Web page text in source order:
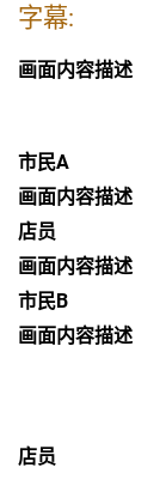
字幕:
画面内容描述
市民A
画面内容描述
店员
画面内容描述
市民B
画面内容描述
店员